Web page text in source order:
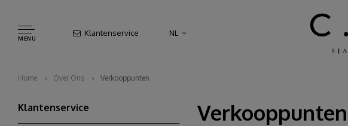
MENU
Klantenservice NL
Home Over Ons Verkooppunten
Klantenservice Verkooppunten